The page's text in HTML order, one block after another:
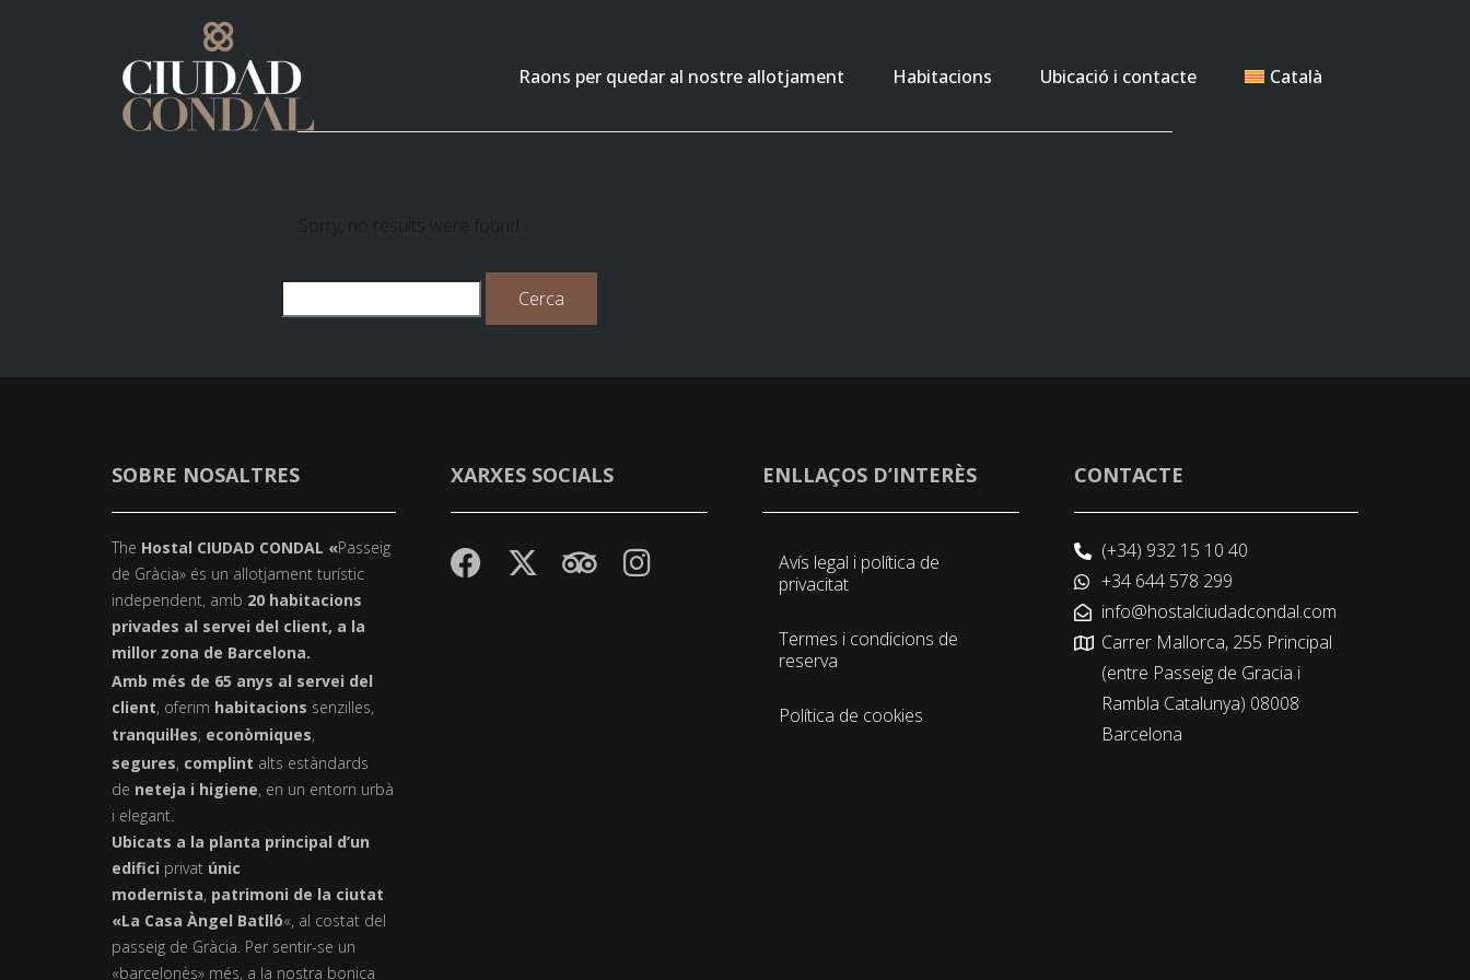
Raons per quedar al nostre allotjament Habitacions Ubicació i contacte Català
SOBRE NOSALTRES
The Hostal CIUDAD CONDAL «Passeig
de Gràcia» és un allotjament turístic
independent, amb 20 habitacions
privades al servei del client, a la
millor zona de Barcelona.
Amb més de 65 anys al servei del
client, oferim habitacions senzilles,
tranquil·les, econòmiques,
segures, complint alts estàndards
de neteja i higiene, en un entorn urbà
i elegant.
Ubicats a la planta principal d’un
edifici privat únic
modernista, patrimoni de la ciutat
«La Casa Àngel Batlló«, al costat del
passeig de Gràcia. Per sentir-se un
«barcelonès» més, a la nostra bonica
XARXES SOCIALS ENLLAÇOS D’INTERÈS
Avís legal i política de
privacitat
Termes i condicions de
reserva
Política de cookies
CONTACTE
(+34) 932 15 10 40
+34 644 578 299
info@hostalciudadcondal.com
Carrer Mallorca, 255 Principal
(entre Passeig de Gracia i
Rambla Catalunya) 08008
Barcelona